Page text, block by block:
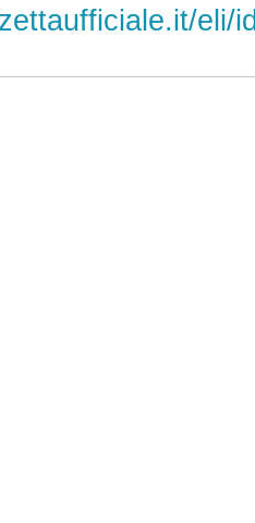
eli/